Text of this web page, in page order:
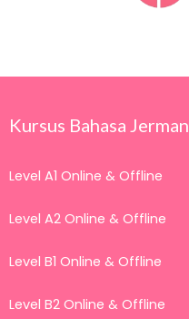
Kursus Bahasa Jerman
Level A1 Online & Offline
Level A2 Online & Offline
Level B1 Online & Offline
Level B2 Online & Offline